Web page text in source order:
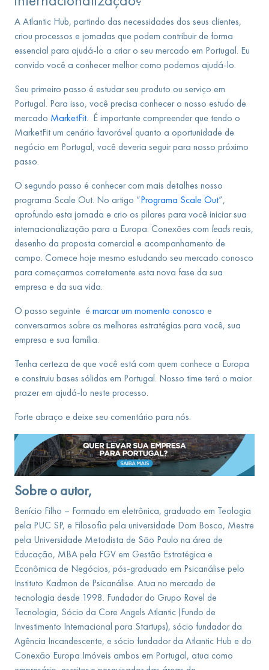
A Atlantic Hub, partindo das necessidades dos seus clientes,
criou processos e jornadas que podem contribuir de forma
essencial para ajudá-lo a criar o seu mercado em Portugal. Eu
convido você a conhecer melhor como podemos ajudá-lo.
Seu primeiro passo é estudar seu produto ou serviço em
Portugal. Para isso, você precisa conhecer o nosso estudo de
mercado MarketFit. É importante compreender que tendo o
MarketFit um cenário favorável quanto a oportunidade de
negócio em Portugal, você deveria seguir para nosso próximo
passo.
O segundo passo é conhecer com mais detalhes nosso
programa Scale Out. No artigo “Programa Scale Out”,
aprofundo esta jornada e crio os pilares para você iniciar sua
internacionalização para a Europa. Conexões com leads reais,
desenho da proposta comercial e acompanhamento de
campo. Comece hoje mesmo estudando seu mercado conosco
para começarmos corretamente esta nova fase da sua
empresa e da sua vida.
O passo seguinte é marcar um momento conosco e
conversarmos sobre as melhores estratégias para você, sua
empresa e sua família.
Tenha certeza de que você está com quem conhece a Europa
e construiu bases sólidas em Portugal. Nosso time terá o maior
prazer em ajudá-lo neste processo.
Forte abraço e deixe seu comentário para nós.
Sobre o autor,
Benício Filho – Formado em eletrônica, graduado em Teologia
pela PUC SP, e Filosofia pela universidade Dom Bosco, Mestre
pela Universidade Metodista de São Paulo na área de
Educação, MBA pela FGV em Gestão Estratégica e
Econômica de Negócios, pós-graduado em Psicanálise pelo
Instituto Kadmon de Psicanálise. Atua no mercado de
tecnologia desde 1998. Fundador do Grupo Ravel de
Tecnologia, Sócio da Core Angels Atlantic (Fundo de
Investimento Internacional para Startups), sócio fundador da
Agência Incandescente, e sócio fundador da Atlantic Hub e do
Conexão Europa Imóveis ambos em Portugal, atua como